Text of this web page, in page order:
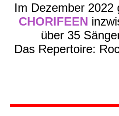
Im Dezember 2022
CHORIFEEN
über 35
Das Repertoire: